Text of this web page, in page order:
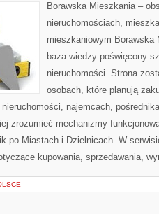
Borawska Mieszkania –
nieruchomościach,
mieszkaniowym Borawska
baza wiedzy poświęcony
nieruchomości. Strona
osobach, które planują
nieruchomości, najemcach,
zrozumieć mechanizmy
po Miastach i Dzielnicach. W
kupowania, sprzedawania,